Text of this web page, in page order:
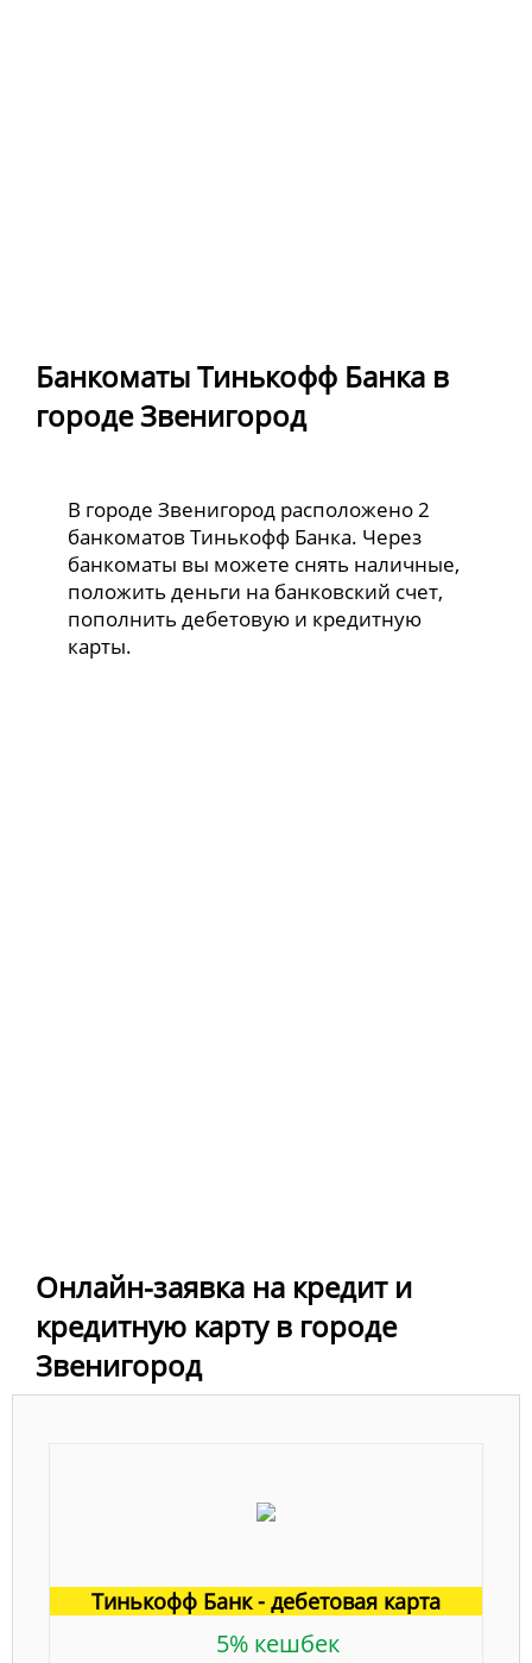
Банкоматы Тинькофф Банка в
городе Звенигород
В городе Звенигород расположено 2
банкоматов Тинькофф Банка. Через
банкоматы вы можете снять наличные,
положить деньги на банковский счет,
пополнить дебетовую и кредитную
карты.
Онлайн-заявка на кредит и
кредитную карту в городе
Звенигород
Тинькофф Банк - дебетовая карта
5% кешбек